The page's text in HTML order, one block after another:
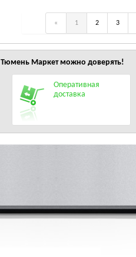
« 1 2 3
Тюмень Маркетможно доверять!
Оперативная
доставка